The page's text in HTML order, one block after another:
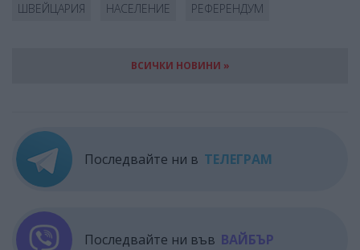
ШВЕЙЦАРИЯ НАСЕЛЕНИЕ РЕФЕРЕНДУМ
ВСИЧКИ НОВИНИ »
Последвайте ни в ТЕЛЕГРАМ
Последвайте ни във ВАЙБЪР